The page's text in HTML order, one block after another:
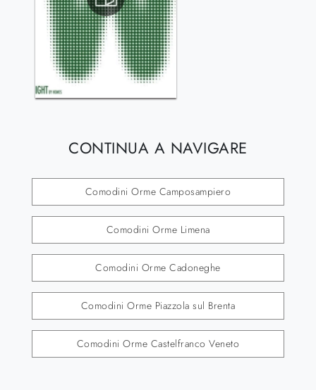
CONTINUA A NAVIGARE
Comodini Orme Camposampiero
Comodini Orme Limena
Comodini Orme Cadoneghe
Comodini Orme Piazzola sul Brenta
Comodini Orme Castelfranco Veneto